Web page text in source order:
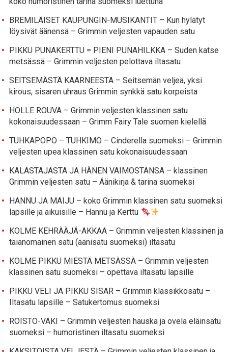
BREMILÄISET KAUPUNGIN-MUSIKANTIT – Kun hylätyt
löysivät äänensä – Grimmin veljesten vapauden satu
PIKKU PUNAKERTTU = PIENI PUNAHILKKA – Suden katse
metsässä – Grimmin veljesten pelottava iltasatu
SEITSEMÄSTÄ KAARNEESTA – Seitsemän veljeä, yksi
kirous, sisaren uhraus Grimmin synkkä satu korpeista
HOLLE ROUVA – Grimmin veljesten klassinen satu
kokonaisuudessaan – Grimm Fairy Tale suomen kielellä
TUHKAPÖPÖ – TUHKIMO – Cinderella suomeksi – Grimmin
veljesten upea klassinen satu kokonaisuudessaan
KALASTAJASTA JA HÄNEN VAIMOSTANSA – klassinen
Grimmin veljesten satu – Äänikirja & tarina suomeksi
HANNU JA MAIJU – koko Grimmin klassinen satu suomeksi
lapsille ja aikuisille – Hannu ja Kerttu
KOLME KEHRÄÄJÄ-AKKAA – Grimmin veljesten klassinen ja
taianomainen satu (äänisatu suomeksi) iltasatu
KOLME PIKKU MIESTÄ METSÄSSÄ – Grimmin veljesten
klassinen satu suomeksi – opettava iltasatu lapsille
PIKKU VELI JA PIKKU SISAR – Grimmin klassikkosatu –
Iltasatu lapsille – Satukertomus suomeksi
ROISTO-VÄKI – Grimmin veljesten hauska ja ovela eläinsatu
suomeksi – humoristinen iltasatu suomeksi